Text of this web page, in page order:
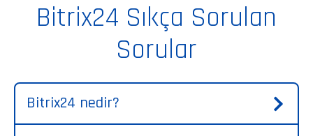
Bitrix24 Sıkça Sorulan
Sorular
Bitrix24 nedir?